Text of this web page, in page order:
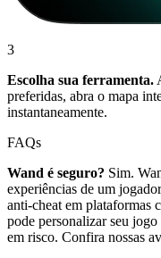
3
Escolha sua ferramenta.
preferidas, abra o mapa
instantaneamente.
FAQs
Wand é seguro? Sim.
experiências de um
anti-cheat em plataformas
pode personalizar seu
em risco. Confira nossas